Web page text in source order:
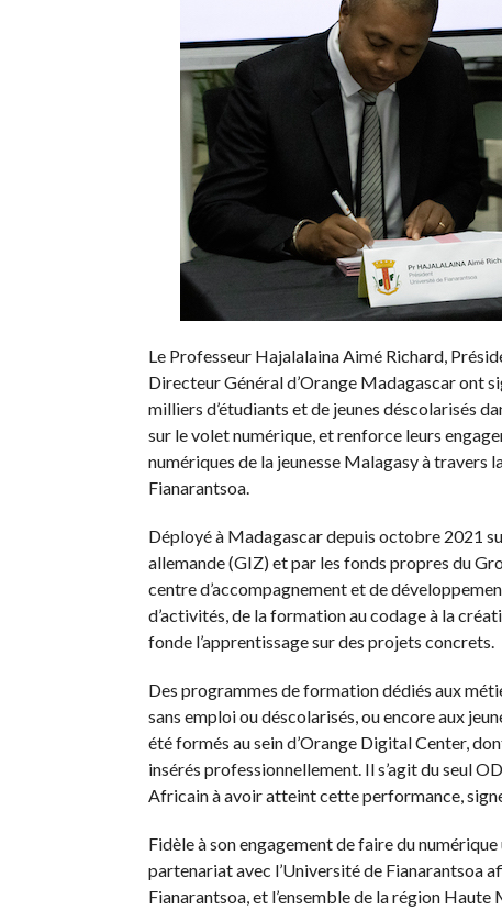
Le Professeur Hajalalaina Aimé Richard,
Directeur Général d’Orange Madagascar ont
milliers d’étudiants et de jeunes déscolarisés
sur le volet numérique, et renforce leurs
numériques de la jeunesse Malagasy à travers
Fianarantsoa.
Déployé à Madagascar depuis octobre 2021
allemande (GIZ) et par les fonds propres du
centre d’accompagnement et de
d’activités, de la formation au codage à la
fonde l’apprentissage sur des projets concrets.
Des programmes de formation dédiés aux
sans emploi ou déscolarisés, ou encore aux
été formés au sein d’Orange Digital Center,
insérés professionnellement. Il s’agit du seul
Africain à avoir atteint cette performance,
Fidèle à son engagement de faire du
partenariat avec l’Université de Fianarantsoa
Fianarantsoa, et l’ensemble de la région